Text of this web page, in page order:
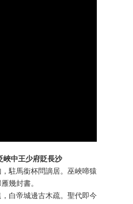
峽中王少府貶長沙
駐馬銜杯問謫居。巫峽啼猿
幾封書。
白帝城邊古木疏。聖代即今